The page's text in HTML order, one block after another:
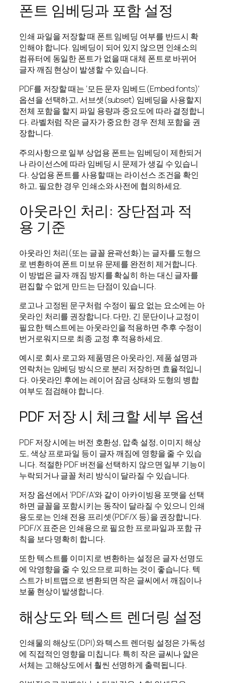
폰트 임베딩과 포함 설정
인쇄 파일을 저장할 때 폰트 임베딩 여부를 반드시 확
인해야 합니다. 임베딩이 되어 있지 않으면 인쇄소의
컴퓨터에 동일한 폰트가 없을 때 대체 폰트로 바뀌어
글자 깨짐 현상이 발생할 수 있습니다.
PDF를 저장할 때는 ‘모든 문자 임베드(Embed fonts)’
옵션을 선택하고, 서브셋(subset) 임베딩을 사용할지
전체 포함을 할지 파일 용량과 중요도에 따라 결정합니
다. 라벨처럼 작은 글자가 중요한 경우 전체 포함을 권
장합니다.
주의사항으로 일부 상업용 폰트는 임베딩이 제한되거
나 라이선스에 따라 임베딩 시 문제가 생길 수 있습니
다. 상업용 폰트를 사용할 때는 라이선스 조건을 확인
하고, 필요한 경우 인쇄소와 사전에 협의하세요.
아웃라인 처리: 장단점과 적
용 기준
아웃라인 처리(또는 글꼴 윤곽선화)는 글자를 도형으
로 변환하여 폰트 미보유 문제를 완전히 제거합니다.
이 방법은 글자 깨짐 방지를 확실히 하는 대신 글자를
편집할 수 없게 만드는 단점이 있습니다.
로고나 고정된 문구처럼 수정이 필요 없는 요소에는 아
웃라인 처리를 권장합니다. 다만, 긴 문단이나 교정이
필요한 텍스트에는 아웃라인을 적용하면 추후 수정이
번거로워지므로 최종 교정 후 적용하세요.
예시로 회사 로고와 제품명은 아웃라인, 제품 설명과
연락처는 임베딩 방식으로 분리 저장하면 효율적입니
다. 아웃라인 후에는 레이어 잠금 상태와 도형의 병합
여부도 점검해야 합니다.
PDF 저장 시 체크할 세부 옵션
PDF 저장 시에는 버전 호환성, 압축 설정, 이미지 해상
도, 색상 프로파일 등이 글자 깨짐에 영향을 줄 수 있습
니다. 적절한 PDF 버전을 선택하지 않으면 일부 기능이
누락되거나 글꼴 처리 방식이 달라질 수 있습니다.
저장 옵션에서 ‘PDF/A’와 같이 아카이빙용 포맷을 선택
하면 글꼴을 포함시키는 동작이 달라질 수 있으니 인쇄
용도로는 인쇄 전용 프리셋(PDF/X 등)을 권장합니다.
PDF/X 표준은 인쇄용으로 필요한 프로파일과 포함 규
칙을 보다 명확히 합니다.
또한 텍스트를 이미지로 변환하는 설정은 글자 선명도
에 악영향을 줄 수 있으므로 피하는 것이 좋습니다. 텍
스트가 비트맵으로 변환되면 작은 글씨에서 깨짐이나
보풀 현상이 발생합니다.
해상도와 텍스트 렌더링 설정
인쇄물의 해상도(DPI)와 텍스트 렌더링 설정은 가독성
에 직접적인 영향을 미칩니다. 특히 작은 글씨나 얇은
서체는 고해상도에서 훨씬 선명하게 출력됩니다.